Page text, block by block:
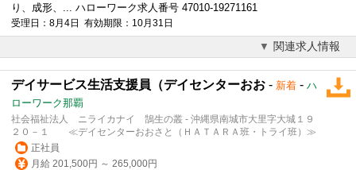
り、成形、... ハローワーク求人番号 47010-19271161
受理日：8月4日 有効期限：10月31日
関連求人情報
デイサービス生活支援員（デイセンターおお - 新着 - ハ
ローワーク那覇
社会福祉法人 ニライカナイ 鵠生の叢 - 沖縄県南城市大里字大城１９
２０－１ ≪デイセンターおおさと（ＨＡＴＡＲＡ班・トライ班）≫
正社員
月給 201,500円 ～ 265,000円